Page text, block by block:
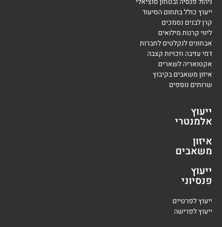
ייעוץ כולל בתחום הסיעוד
קרן לבנים נסמכים
ליווי קרנות מילואים
אבחונים לנקלטים לחברות
דמי עזיבה וזכויות קצבה
אקטואריה לשארים
איזון משאבים בקיבוץ
שרותים נוספים
ייעוץ
אלמנטרי
איזון
משאבים
ייעוץ
פנסיוני
ייעוץ לפרטיים
ייעוץ לפרישה